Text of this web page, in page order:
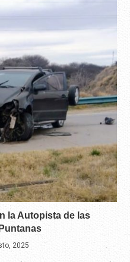
la Autopista de las
2025